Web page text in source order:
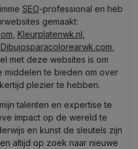
SEO-professional en heb
gemaakt:
Kleurplatenwk.nl
Dibujosparacolorearwk.com
met deze websites is om
te bieden om over
plezier te hebben.
talenten en expertise te
impact op de wereld te
en kunst de sleutels zijn
altijd op zoek naar nieuwe